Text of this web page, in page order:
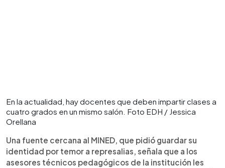
En la actualidad, hay docentes que deben impartir clases a
cuatro grados en un mismo salón. Foto EDH / Jessica
Orellana
Una fuente cercana al MINED, que pidió guardar su
identidad por temor a represalias, señala que a los
asesores técnicos pedagógicos de la institución les